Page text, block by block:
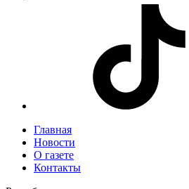
Главная
Новости
О газете
Контакты